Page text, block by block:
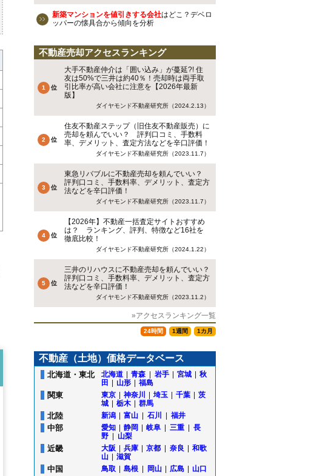
新築マンションを値引きする会社はどこ？デベロ
ッパーの懐具合から傾向を分析
不動産売却アクセスランキング
大手不動産仲介は「囲い込み」が蔓延?! 住
友は50%で三井は約40％！売却時は両手取
引比率が高い会社に注意を【2026年最新
版】
ダイヤモンド不動産研究所（2024.2.13）
住友不動産ステップ（旧住友不動産販売）に
売却を頼んでいい？ 評判口コミ、手数料
率、デメリット、査定方法などを辛口評価！
ダイヤモンド不動産研究所（2023.11.7）
東急リバブルに不動産売却を頼んでいい？
評判口コミ、手数料率、デメリット、査定方
法などを辛口評価！
ダイヤモンド不動産研究所（2023.11.7）
【2026年】不動産一括査定サイトおすすめ
は？ ランキング、評判、特徴など16社を
徹底比較！
ダイヤモンド不動産研究所（2024.1.22）
三井のリハウスに不動産売却を頼んでいい？
評判口コミ、手数料率、デメリット、査定方
法などを辛口評価！
ダイヤモンド不動産研究所（2023.11.2）
»アクセスランキング一覧
24時間 1週間 1カ月
不動産（土地）価格データベース
北海道・東北 北海道 青森 岩手 宮城
秋
田
山形 福島
関東 東京 神奈川 埼玉 千葉
茨
城
栃木 群馬
北陸 新潟 富山 石川 福井
中部 愛知 静岡 岐阜 三重
長
野
山梨
近畿 大阪 兵庫 京都 奈良
和歌
山
滋賀
中国 鳥取 島根 岡山 広島 山口